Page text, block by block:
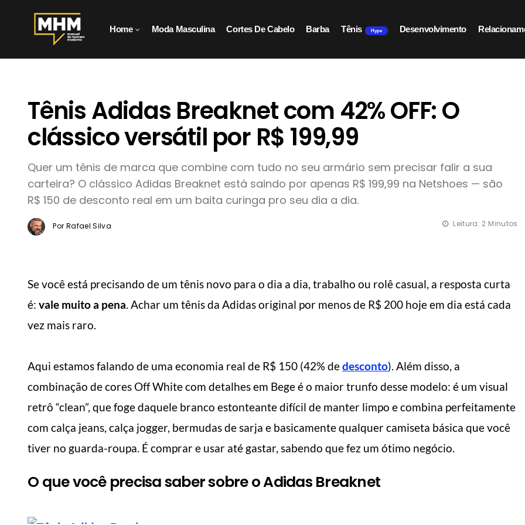
Home Moda Masculina Cortes De Cabelo Barba Tênis Hype Desenvolvimento
Tênis Adidas Breaknet com 42% OFF: O
clássico versátil por R$ 199,99
Quer um tênis de marca que combine com tudo no seu armário sem precisar falir a sua
carteira? O clássico Adidas Breaknet está saindo por apenas R$ 199,99 na Netshoes — são
R$ 150 de desconto real em um baita curinga pro seu dia a dia.
Por Rafael Silva Leitura: 2 Minutos
Se você está precisando de um tênis novo para o dia a dia, trabalho ou rolê casual, a resposta curta
é: vale muito a pena. Achar um tênis da Adidas original por menos de R$ 200 hoje em dia está cada
vez mais raro.
Aqui estamos falando de uma economia real de R$ 150 (42% dedesconto). Além disso, a
combinação de cores Off White com detalhes em Bege é o maior trunfo desse modelo: é um visual
retrô “clean”, que foge daquele branco estonteante difícil de manter limpo e combina perfeitamente
com calça jeans, calça jogger, bermudas de sarja e basicamente qualquer camiseta básica que você
tiver no guarda-roupa. É comprar e usar até gastar, sabendo que fez um ótimo negócio.
O que você precisa saber sobre o Adidas Breaknet